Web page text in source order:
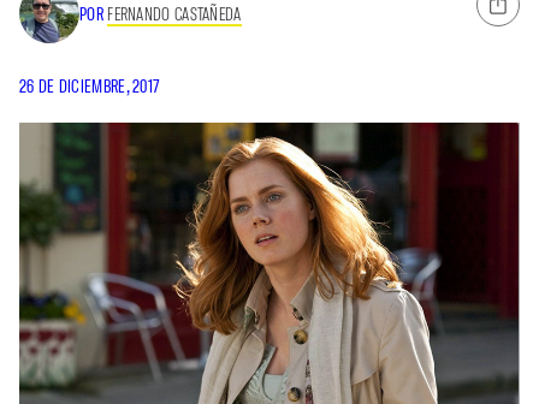
POR FERNANDO CASTAÑEDA
26 DE DICIEMBRE, 2017